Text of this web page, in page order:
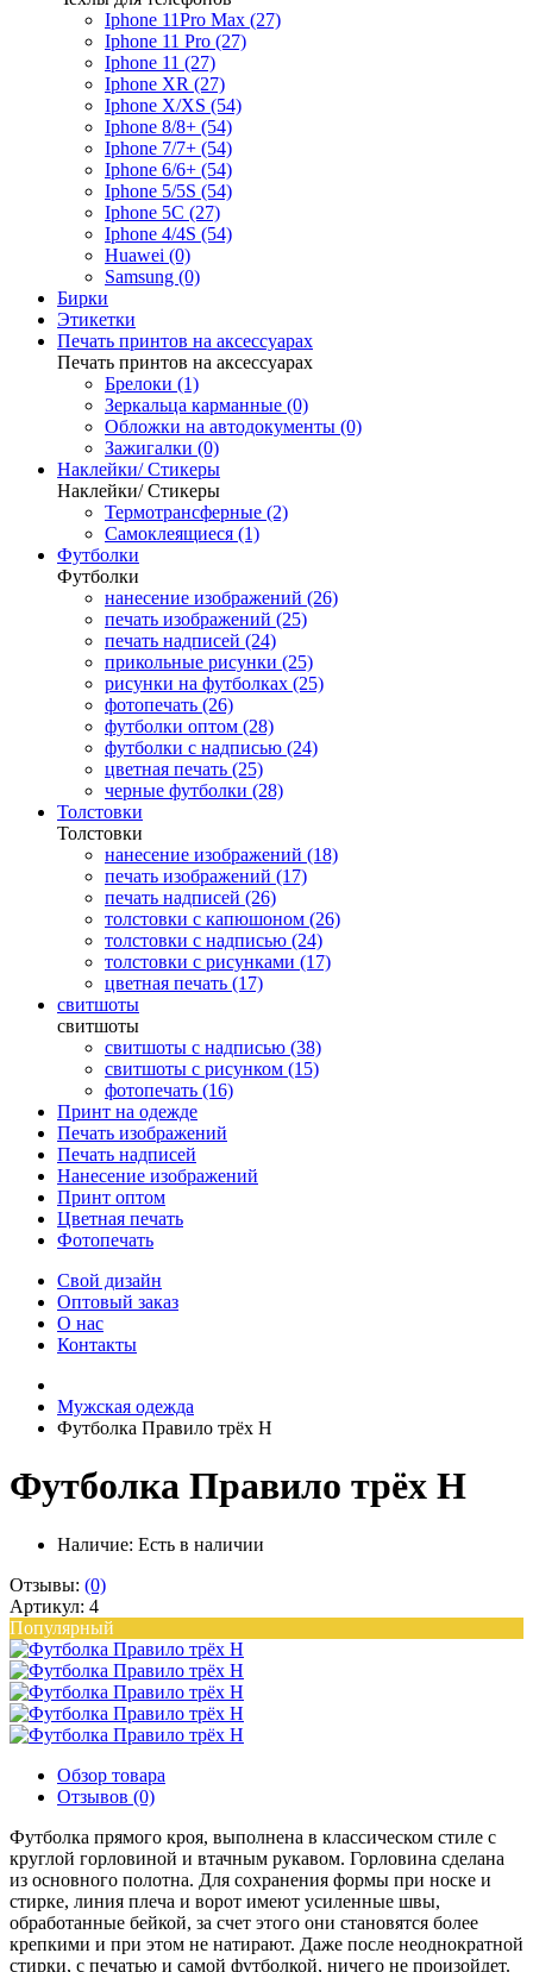
Iphone 11Pro Max (27)
Iphone 11 Pro (27)
Iphone 11 (27)
Iphone XR (27)
Iphone X/XS (54)
Iphone 8/8+ (54)
Iphone 7/7+ (54)
Iphone 6/6+ (54)
Iphone 5/5S (54)
Iphone 5C (27)
Iphone 4/4S (54)
Huawei (0)
Samsung (0)
Бирки
Этикетки
Печать принтов на аксессуарах
Печать принтов на аксессуарах
Брелоки (1)
Зеркальца карманные (0)
Обложки на автодокументы (0)
Зажигалки (0)
Наклейки/ Стикеры
Наклейки/ Стикеры
Термотрансферные (2)
Самоклеящиеся (1)
Футболки
Футболки
нанесение изображений (26)
печать изображений (25)
печать надписей (24)
прикольные рисунки (25)
рисунки на футболках (25)
фотопечать (26)
футболки оптом (28)
футболки с надписью (24)
цветная печать (25)
черные футболки (28)
Толстовки
Толстовки
нанесение изображений (18)
печать изображений (17)
печать надписей (26)
толстовки с капюшоном (26)
толстовки с надписью (24)
толстовки с рисунками (17)
цветная печать (17)
свитшоты
свитшоты
свитшоты с надписью (38)
свитшоты с рисунком (15)
фотопечать (16)
Принт на одежде
Печать изображений
Печать надписей
Нанесение изображений
Принт оптом
Цветная печать
Фотопечать
Свой дизайн
Оптовый заказ
О нас
Контакты
Мужская одежда
Футболка Правило трёх Н
Футболка Правило трёх Н
Наличие: Есть в наличии
Отзывы: (0)
Артикул: 4
Популярный
Обзор товара
Отзывов (0)
Футболка прямого кроя, выполнена в классическом стиле с
круглой горловиной и втачным рукавом. Горловина сделана
из основного полотна. Для сохранения формы при носке и
стирке, линия плеча и ворот имеют усиленные швы,
обработанные бейкой, за счет этого они становятся более
крепкими и при этом не натирают. Даже после неоднократной
стирки, с печатью и самой футболкой, ничего не произойдет.